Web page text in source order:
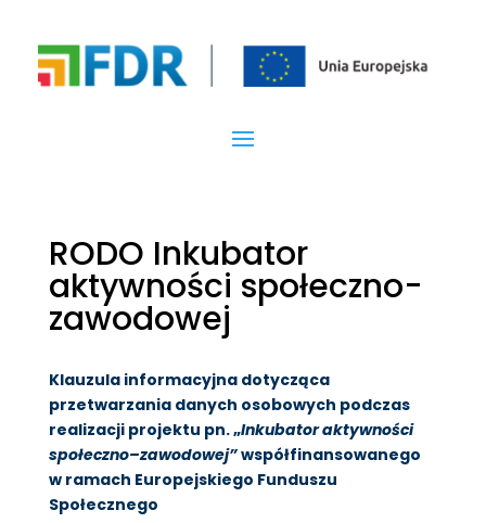
RODO Inkubator
aktywności społeczno-
zawodowej
Klauzula informacyjna dotycząca
przetwarzania danych osobowych podczas
realizacji projektu pn. „Inkubator aktywności
społeczno–zawodowej”współfinansowanego
w ramach Europejskiego Funduszu
Społecznego